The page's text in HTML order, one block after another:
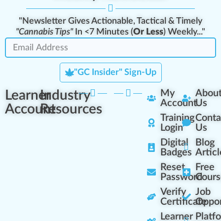
"Newsletter Gives Actionable, Tactical & Timely
"Cannabis Tips"In <7 Minutes (Or Less) Weekly..."
"GC Insider" Sign-Up
Learner
Account
Industry
Resources
My
Account
Training
Login
Digital
Badges
Reset
Password
Verify
Certificate
Learner
Us
Us
Blog
Free
Job